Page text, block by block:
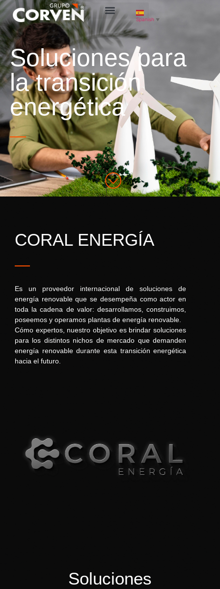
Spanish ▼
Soluciones para
la transición
energética
CORAL ENERGÍA
Es un proveedor internacional de soluciones de
energía renovable que se desempeña como actor en
toda la cadena de valor: desarrollamos, construimos,
poseemos y operamos plantas de energía renovable.
Cómo expertos, nuestro objetivo es brindar soluciones
para los distintos nichos de mercado que demanden
energía renovable durante esta transición energética
hacia el futuro.
Soluciones